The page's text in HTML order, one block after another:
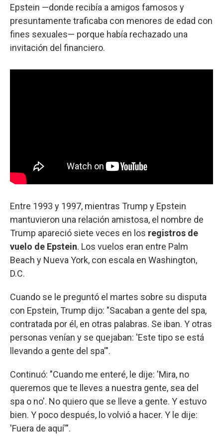
Epstein —donde recibía a amigos famosos y
presuntamente traficaba con menores de edad con
fines sexuales— porque había rechazado una
invitación del financiero.
Entre 1993 y 1997, mientras Trump y Epstein
mantuvieron una relación amistosa, el nombre de
Trump apareció siete veces en los registros de
vuelo de Epstein. Los vuelos eran entre Palm
Beach y Nueva York, con escala en Washington,
D.C.
Cuando se le preguntó el martes sobre su disputa
con Epstein, Trump dijo: "Sacaban a gente del spa,
contratada por él, en otras palabras. Se iban. Y otras
personas venían y se quejaban: 'Este tipo se está
llevando a gente del spa'".
Continuó: "Cuando me enteré, le dije: 'Mira, no
queremos que te lleves a nuestra gente, sea del
spa o no'. No quiero que se lleve a gente. Y estuvo
bien. Y poco después, lo volvió a hacer. Y le dije:
'Fuera de aquí'".